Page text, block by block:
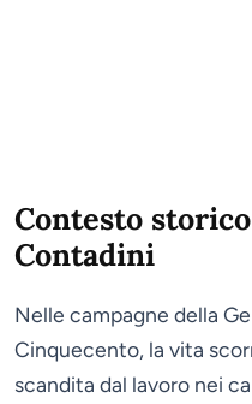
Contesto
Contadini
Nelle campagne della
Cinquecento, la vita
scandita dal lavoro nei